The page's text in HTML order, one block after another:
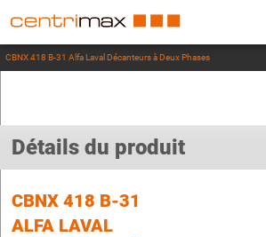
CBNX 418 B-31 Alfa Laval Décanteurs à Deux Phases
Détails du produit
CBNX 418 B-31
ALFA LAVAL